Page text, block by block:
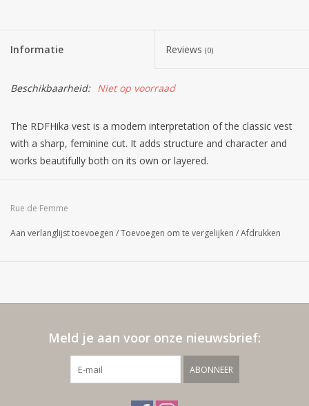
Informatie Reviews (0)
Beschikbaarheid: Niet op voorraad
The RDFHika vest is a modern interpretation of the classic vest
with a sharp, feminine cut. It adds structure and character and
works beautifully both on its own or layered.
Rue de Femme
Aan verlanglijst toevoegen /Toevoegen om te vergelijken /Afdrukken
Meld je aan voor onze nieuwsbrief:
ABONNEER